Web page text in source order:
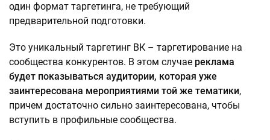
один формат таргетинга, не требующий
предварительной подготовки.
Это уникальный таргетинг ВК – таргетирование на
сообщества конкурентов. В этом случае реклама
будет показываться аудитории, которая уже
заинтересована мероприятиями той же тематики,
причем достаточно сильно заинтересована, чтобы
вступить в профильные сообщества.